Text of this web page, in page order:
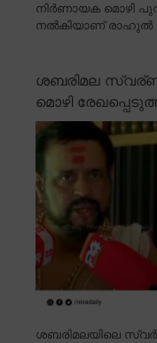
നിർണായക മൊഴി
നൽകിയാണ് രാഹുൽ
ശബരിമല
മൊഴി
ശബരിമലയിലെ